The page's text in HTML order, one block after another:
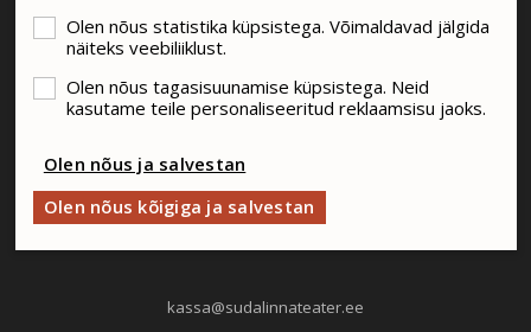
+372 6114911
info@sudalinnateater.ee
TEATRI KASSA
L–P kell 11–18
Riiklikel pühadel - suletud
kassa@sudalinnateater.ee
Olen nõus statistika küpsistega. Võimaldavad jälgida
näiteks veebiliiklust.
Olen nõus tagasisuunamise küpsistega. Neid
kasutame teile personaliseeritud reklaamsisu jaoks.
Olen nõus ja salvestan
Olen nõus kõigiga ja salvestan